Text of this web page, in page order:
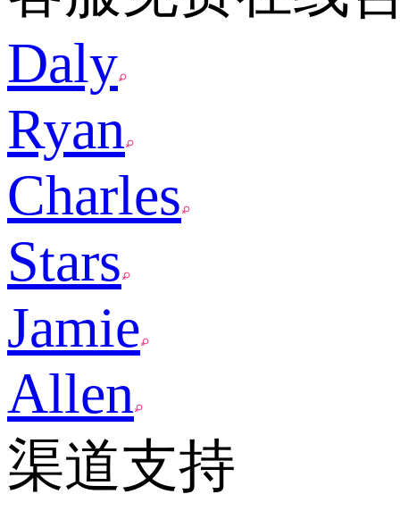
Daly
Ryan
Charles
Stars
Jamie
Allen
渠道支持